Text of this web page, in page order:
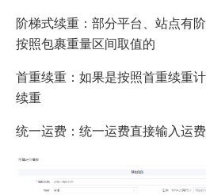
阶梯式续重：部分平台、站点有
按照包裹重量区间取值的
首重续重：如果是按照首重续重
续重
统一运费：统一运费直接输入运